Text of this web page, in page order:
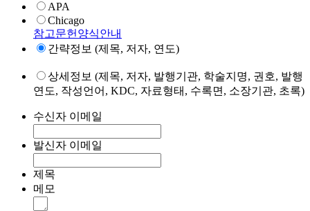
APA
Chicago
참고문헌양식안내
간략정보 (제목, 저자, 연도)
상세정보 (제목, 저자, 발행기관, 학술지명, 권호, 발행
연도, 작성언어, KDC, 자료형태, 수록면, 소장기관, 초록)
수신자 이메일
발신자 이메일
제목
메모